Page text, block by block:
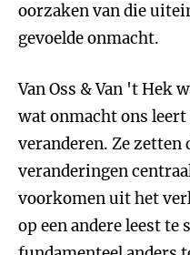
oorzaken van die
gevoelde onmacht.
Van Oss & Van 't Hek
wat onmacht ons
veranderen. Ze
veranderingen
voorkomen uit het
op een andere leest te